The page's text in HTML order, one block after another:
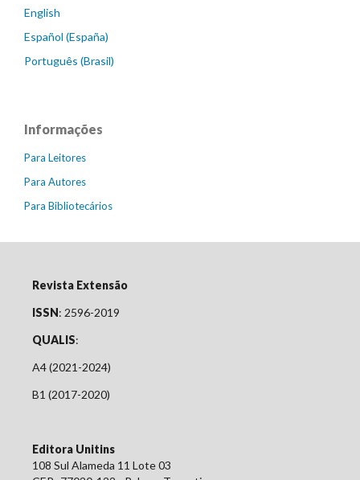
English
Español (España)
Português (Brasil)
Informações
Para Leitores
Para Autores
Para Bibliotecários
Revista Extensão
ISSN: 2596-2019
QUALIS:
A4 (2021-2024)
B1 (2017-2020)
Editora Unitins
108 Sul Alameda 11 Lote 03